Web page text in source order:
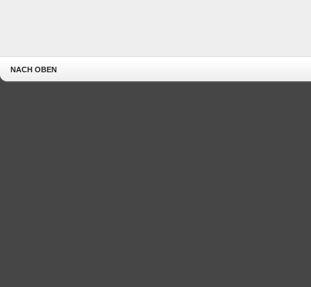
NACH OBEN